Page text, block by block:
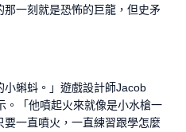
一刻就是恐怖的巨龍，但史矛
小蝌蚪。」遊戲設計師Jacob
「他噴起火來就像是小水槍一
一直噴火，一直練習跟學怎麼